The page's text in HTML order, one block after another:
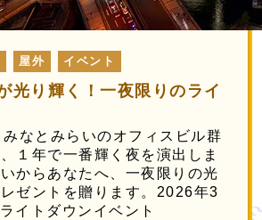
屋外 イベント
光り輝く！一夜限りのライ
なとみらいのオフィスビル群
１年で一番輝く夜を演出しま
からあなたへ、一夜限りの光
ゼントを贈ります。2026年3
イトダウンイベント